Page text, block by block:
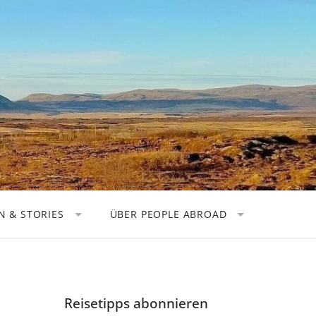
& STORIES ÜBER PEOPLE ABROAD
Reisetipps abonnieren